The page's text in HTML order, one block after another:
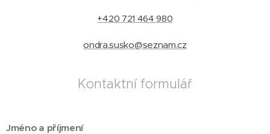
+420 721 464 980
ondra.susko@seznam.cz
Kontaktní formulář
Jméno a příjmení